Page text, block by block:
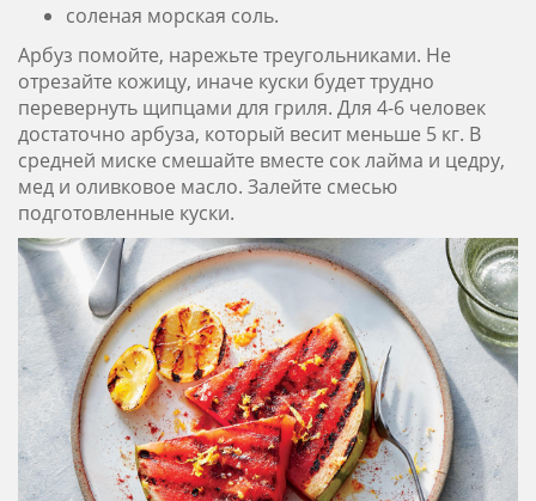
соленая морская соль.
Арбуз помойте, нарежьте треугольниками. Не
отрезайте кожицу, иначе куски будет трудно
перевернуть щипцами для гриля. Для 4-6 человек
достаточно арбуза, который весит меньше 5 кг. В
средней миске смешайте вместе сок лайма и цедру,
мед и оливковое масло. Залейте смесью
подготовленные куски.